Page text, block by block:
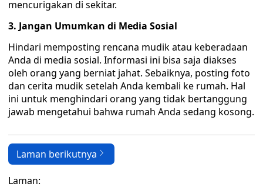
mencurigakan di sekitar.
3. Jangan Umumkan di Media Sosial
Hindari memposting rencana mudik atau keberadaan
Anda di media sosial. Informasi ini bisa saja diakses
oleh orang yang berniat jahat. Sebaiknya, posting foto
dan cerita mudik setelah Anda kembali ke rumah. Hal
ini untuk menghindari orang yang tidak bertanggung
jawab mengetahui bahwa rumah Anda sedang kosong.
Laman berikutnya
Laman: